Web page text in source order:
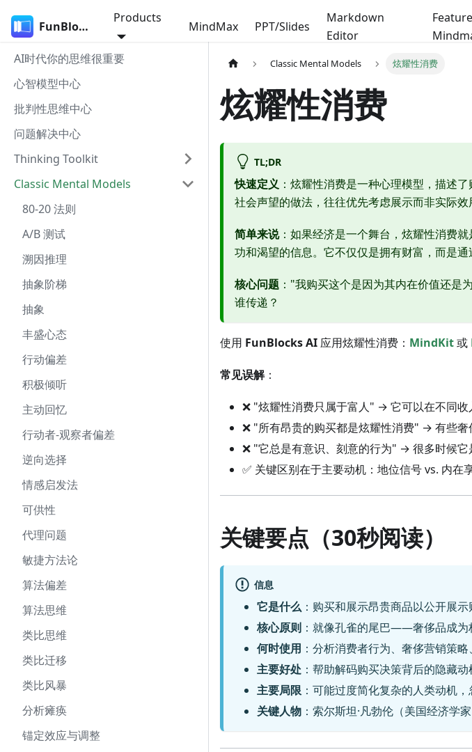
FunBlocks
Products
MindMax PPT/Slides
Markdown
Editor
AI时代你的思维很重要
心智模型中心
批判性思维中心
问题解决中心
Thinking Toolkit
Classic Mental Models
80-20 法则
A/B 测试
溯因推理
抽象阶梯
抽象
丰盛心态
行动偏差
积极倾听
主动回忆
行动者-观察者偏差
逆向选择
情感启发法
可供性
代理问题
敏捷方法论
算法偏差
算法思维
类比思维
类比迁移
类比风暴
分析瘫痪
锚定效应与调整
Classic Mental Models 炫耀性消费
炫耀性消费
TL;DR
快速定义 ：炫耀性消费是一种心理模型，描述
社会声望的做法，往往优先考虑展示而非实际效
简单来说：如果经济是一个舞台，炫耀性消费
功和渴望的信息。它不仅仅是拥有财富，而是通
核心问题 ："我购买这个是因为其内在价值还
谁传递？
使用 FunBlocks AI 应用炫耀性消费： MindKit或
常见误解：
❌ "炫耀性消费只属于富人" → 它可以在不同
❌ "所有昂贵的购买都是炫耀性消费" → 有些
❌ "它总是有意识、刻意的行为" → 很多时候
✅ 关键区别在于主要动机：地位信号 vs. 内在
关键要点（30秒阅读）
信息
它是什么 ：购买和展示昂贵商品以公开展
核心原则 ：就像孔雀的尾巴——奢侈品成为
何时使用 ：分析消费者行为、奢侈营销策
主要好处 ：帮助解码购买决策背后的隐藏
主要局限 ：可能过度简化复杂的人类动机
关键人物 ：索尔斯坦·凡勃伦（美国经济学